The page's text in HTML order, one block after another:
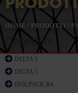
HOME / PRODOTTI /
Coperture
DELTA 3
DELTA 5
ISOLPACK R4